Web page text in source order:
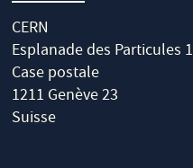
CERN
Esplanade des Particules 1
Case postale
1211 Genève 23
Suisse